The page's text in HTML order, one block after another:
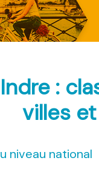
Indre :
villes
niveau national